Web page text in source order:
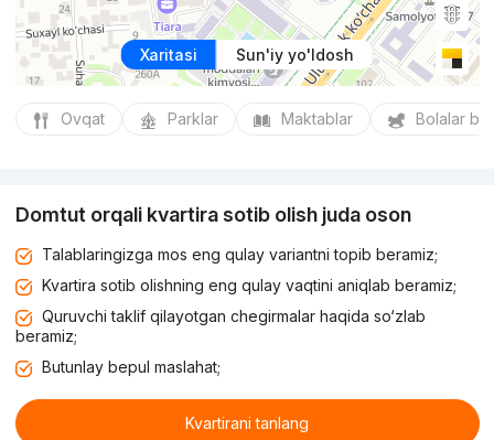
Xaritasi Sun'iy yo'ldosh
Ovqat Parklar Maktablar Bolalar
Domtut orqali kvartira sotib olish juda oson
Talablaringizga mos eng qulay variantni topib beramiz;
Kvartira sotib olishning eng qulay vaqtini aniqlab beramiz;
Quruvchi taklif qilayotgan chegirmalar haqida so‘zlab
beramiz;
Butunlay bepul maslahat;
Kvartirani tanlang